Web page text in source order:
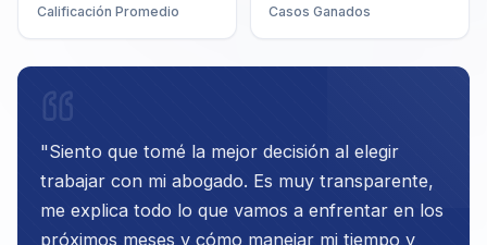
Calificación Promedio Casos Ganados
"Siento que tomé la mejor decisión al elegir
trabajar con mi abogado. Es muy transparente,
me explica todo lo que vamos a enfrentar en los
próximos meses y cómo manejar mi tiempo y